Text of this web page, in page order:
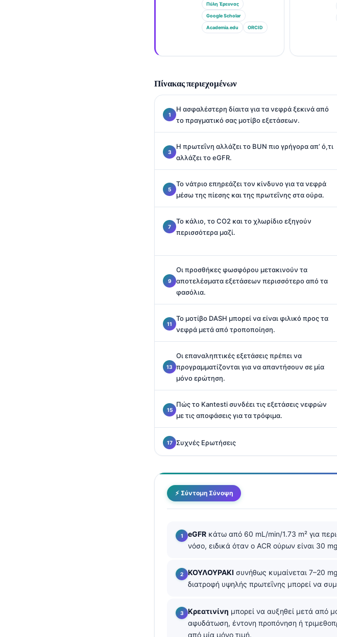
Πύλη Έρευνας
Google Scholar
Academia.edu ORCID
Πίνακας περιεχομένων
Η ασφαλέστερη δίαιτα για τα νεφρά ξεκινά από
το πραγματικό σας μοτίβο εξετάσεων.
Η πρωτεΐνη αλλάζει το BUN πιο γρήγορα απ’ ό,τι
αλλάζει το eGFR.
Το νάτριο επηρεάζει τον κίνδυνο για τα νεφρά
μέσω της πίεσης και της πρωτεΐνης στα ούρα.
Το κάλιο, το CO2 και το χλωρίδιο εξηγούν
περισσότερα μαζί.
Οι προσθήκες φωσφόρου μετακινούν τα
αποτελέσματα εξετάσεων περισσότερο από τα
φασόλια.
Το μοτίβο DASH μπορεί να είναι φιλικό προς τα
νεφρά μετά από τροποποίηση.
Οι επαναληπτικές εξετάσεις πρέπει να
προγραμματίζονται για να απαντήσουν σε μία
μόνο ερώτηση.
Πώς το Kantesti συνδέει τις εξετάσεις νεφρών
με τις αποφάσεις για τα τρόφιμα.
Συχνές Ερωτήσεις
⚡ Σύντομη Σύνοψη
eGFR κάτω από 60 mL/min/1.73 m² για
νόσο, ειδικά όταν ο ACR ούρων είναι 30
ΚΟΥΛΟΥΡΑΚΙ συνήθως κυμαίνεται 7–20
διατροφή υψηλής πρωτεΐνης μπορεί να
Κρεατινίνη μπορεί να αυξηθεί μετά από
αφυδάτωση, έντονη προπόνηση ή
από μία μόνο τιμή.